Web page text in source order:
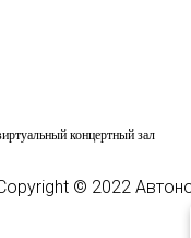
концертный зал
© 2022